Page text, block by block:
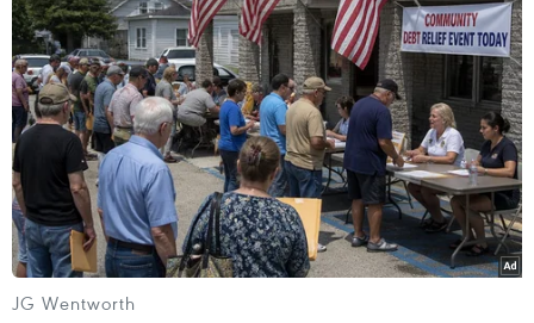
Chiều 28/1/2022, ngày làm việc cuối cùng của
năm Tân Sửu, trên các tuyến đường tại cửa ngõ
thủ đô Hà Nội, lượng người về quê đông gây ùn
tắc kéo dài.
JG Wentworth